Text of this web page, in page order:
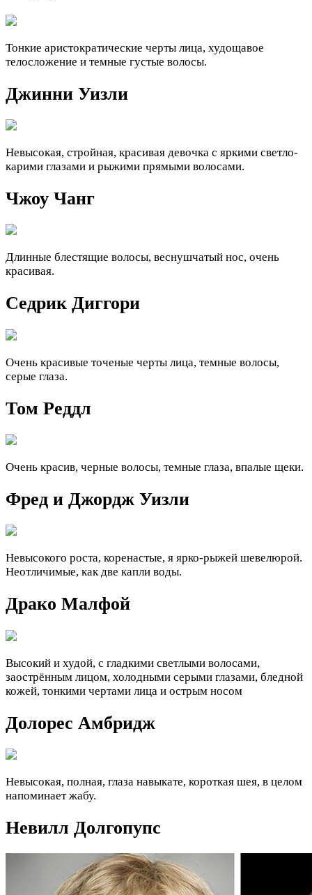
Тонкие аристократические черты лица, худощавое
телосложение и темные густые волосы.
Джинни Уизли
Невысокая, стройная, красивая девочка с яркими светло-
карими глазами и рыжими прямыми волосами.
Чжоу Чанг
Длинные блестящие волосы, веснушчатый нос, очень
красивая.
Седрик Диггори
Очень красивые точеные черты лица, темные волосы,
серые глаза.
Том Реддл
Очень красив, черные волосы, темные глаза, впалые щеки.
Фред и Джордж Уизли
Невысокого роста, коренастые, я ярко-рыжей шевелюрой.
Неотличимые, как две капли воды.
Драко Малфой
Высокий и худой, с гладкими светлыми волосами,
заострённым лицом, холодными серыми глазами, бледной
кожей, тонкими чертами лица и острым носом
Долорес Амбридж
Невысокая, полная, глаза навыкате, короткая шея, в целом
напоминает жабу.
Невилл Долгопупс